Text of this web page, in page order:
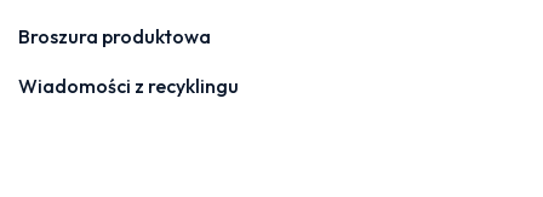
Broszura produktowa
Wiadomości z recyklingu